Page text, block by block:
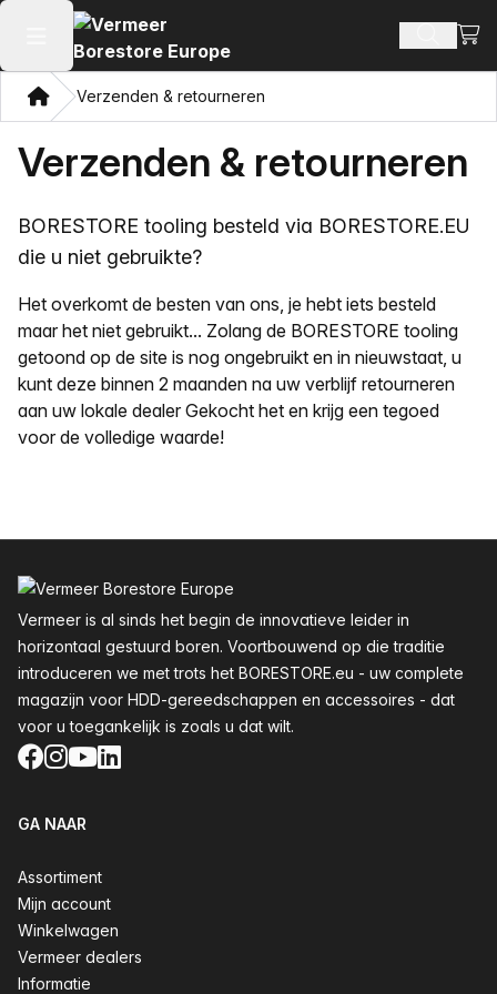
Hoofdmenu openen Zoek
ThuisVerzenden & retourneren
Verzenden & retourneren
BORESTORE tooling besteld via BORESTORE.EU
die u niet gebruikte?
Het overkomt de besten van ons, je hebt iets besteld
maar het niet gebruikt... Zolang de BORESTORE tooling
getoond op de site is nog ongebruikt en in nieuwstaat, u
kunt deze binnen 2 maanden na uw verblijf retourneren
aan uw lokale dealer Gekocht het en krijg een tegoed
voor de volledige waarde!
Vermeer is al sinds het begin de innovatieve leider in
horizontaal gestuurd boren. Voortbouwend op die traditie
introduceren we met trots het BORESTORE.eu - uw complete
magazijn voor HDD-gereedschappen en accessoires - dat
voor u toegankelijk is zoals u dat wilt.
Facebook
Instagram
YouTube
LinkedIn
GA NAAR
Assortiment
Mijn account
Winkelwagen
Vermeer dealers
Informatie